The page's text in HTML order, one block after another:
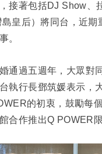
接著包括DJ Show、
島皇后）將同台，近
。
通過五週年，大眾對
執行長鄧筑媛表示，
的初衷，鼓勵每
合作推出Q POWER